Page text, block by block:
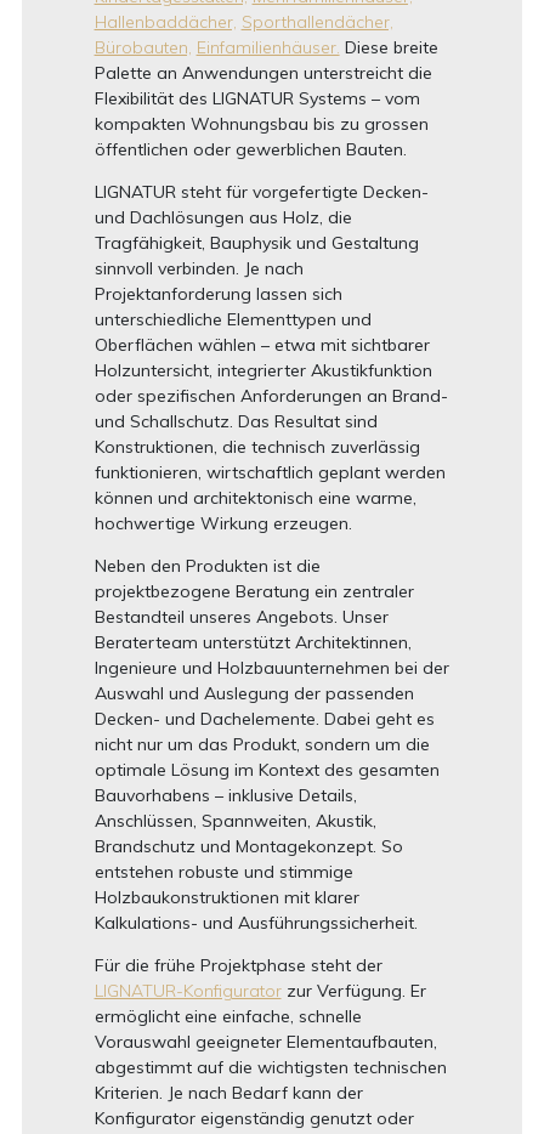
Hallenbaddächer, Sporthallendächer,
Bürobauten, Einfamilienhäuser. Diese breite
Palette an Anwendungen unterstreicht die
Flexibilität des LIGNATUR Systems – vom
kompakten Wohnungsbau bis zu grossen
öffentlichen oder gewerblichen Bauten.
LIGNATUR steht für vorgefertigte Decken-
und Dachlösungen aus Holz, die
Tragfähigkeit, Bauphysik und Gestaltung
sinnvoll verbinden. Je nach
Projektanforderung lassen sich
unterschiedliche Elementtypen und
Oberflächen wählen – etwa mit sichtbarer
Holzuntersicht, integrierter Akustikfunktion
oder spezifischen Anforderungen an Brand-
und Schallschutz. Das Resultat sind
Konstruktionen, die technisch zuverlässig
funktionieren, wirtschaftlich geplant werden
können und architektonisch eine warme,
hochwertige Wirkung erzeugen.
Neben den Produkten ist die
projektbezogene Beratung ein zentraler
Bestandteil unseres Angebots. Unser
Beraterteam unterstützt Architektinnen,
Ingenieure und Holzbauunternehmen bei der
Auswahl und Auslegung der passenden
Decken- und Dachelemente. Dabei geht es
nicht nur um das Produkt, sondern um die
optimale Lösung im Kontext des gesamten
Bauvorhabens – inklusive Details,
Anschlüssen, Spannweiten, Akustik,
Brandschutz und Montagekonzept. So
entstehen robuste und stimmige
Holzbaukonstruktionen mit klarer
Kalkulations- und Ausführungssicherheit.
Für die frühe Projektphase steht der
LIGNATUR-Konfiguratorzur Verfügung. Er
ermöglicht eine einfache, schnelle
Vorauswahl geeigneter Elementaufbauten,
abgestimmt auf die wichtigsten technischen
Kriterien. Je nach Bedarf kann der
Konfigurator eigenständig genutzt oder